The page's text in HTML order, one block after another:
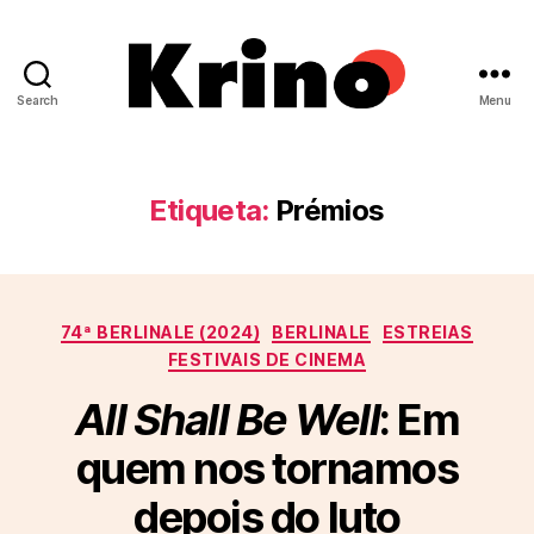
Search Menu
Etiqueta: Prémios
Categorias
74ª BERLINALE (2024) BERLINALE
ESTREIAS
FESTIVAIS DE CINEMA
All Shall Be Well: Em
quem nos tornamos
depois do luto